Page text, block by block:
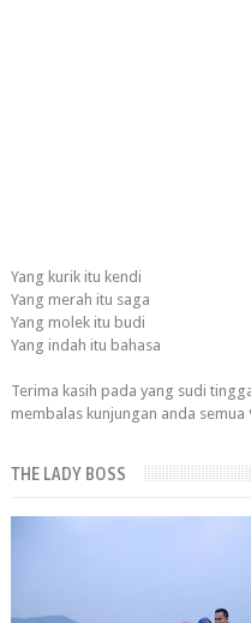
Yang kurik itu kendi
Yang merah itu saga
Yang molek itu budi
Yang indah itu bahasa
Terima kasih pada yang sudi
membalas kunjungan anda semua
THE LADY BOSS